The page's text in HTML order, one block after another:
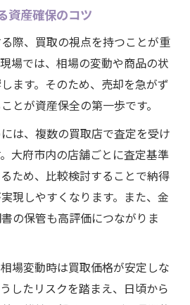
資産確保のコツ
際、買取の視点を持つことが重
場では、相場の変動や商品の状
ます。そのため、売却を急がず
とが資産保全の第一歩です。
は、複数の買取店で査定を受け
大府市内の店舗ごとに査定基準
ため、比較検討することで納得
現しやすくなります。また、金
の保管も高評価につながりま
場変動時は買取価格が安定しな
したリスクを踏まえ、日頃から